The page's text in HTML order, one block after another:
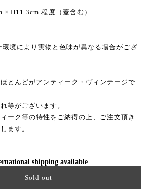
H11.3cm 程度（蓋含む）
境により実物と色味が異なる場合がござ
とんどがアンティーク・ヴィンテージで
等がございます。
ーク等の特性をご納得の上、ご注文頂き
ます。
shipping available
Sold out